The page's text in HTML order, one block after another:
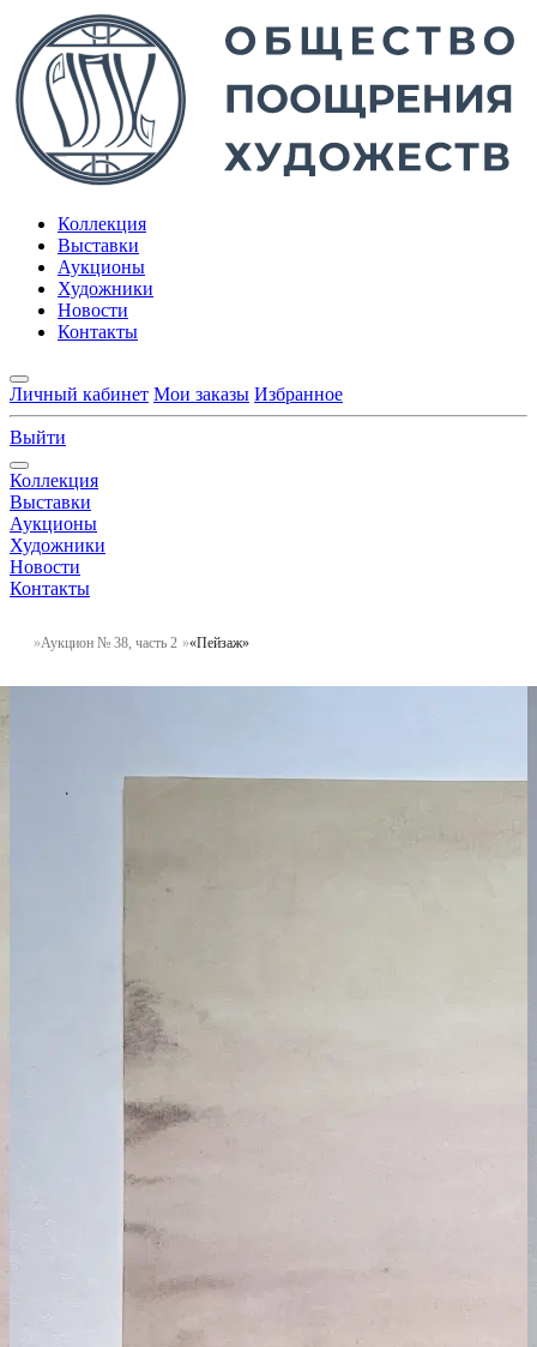
Коллекция
Выставки
Аукционы
Художники
Новости
Контакты
Личный кабинет Мои заказы Избранное
Выйти
Коллекция
Выставки
Аукционы
Художники
Новости
Контакты
Аукцион № 38, часть 2 «Пейзаж»